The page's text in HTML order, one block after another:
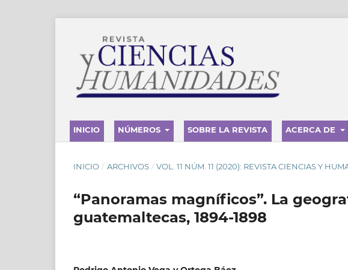
INICIO NÚMEROS SOBRE LA REVISTA ACERCA DE
INICIO / ARCHIVOS / VOL. 11 NÚM. 11 (2020): REVISTA CIENCIAS Y
“Panoramas magníficos”. La
guatemaltecas, 1894-1898